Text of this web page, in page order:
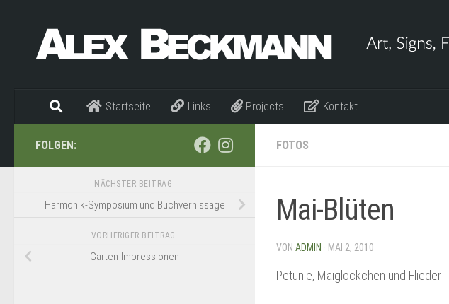
Startseite Links Projects Kontakt
FOTOS
Mai-Blüten
VON ADMIN · MAI 2, 2010
Petunie, Maiglöckchen und Flieder
FOLGEN:
NÄCHSTER BEITRAG
Harmonik-Symposium und Buchvernissage
VORHERIGER BEITRAG
Garten-Impressionen